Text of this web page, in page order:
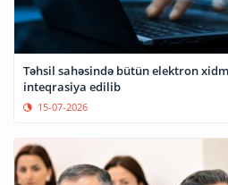
Təhsil sahəsində bütün elektron
inteqrasiya edilib
15-07-2026